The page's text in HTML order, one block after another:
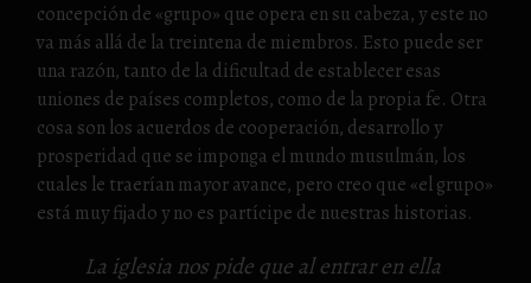
concepción de «grupo» que opera en su cabeza, y este no
va más allá de la treintena de miembros. Esto puede ser
una razón, tanto de la dificultad de establecer esas
uniones de países completos, como de la propia fe. Otra
cosa son los acuerdos de cooperación, desarrollo y
prosperidad que se imponga el mundo musulmán, los
cuales le traerían mayor avance, pero creo que «el grupo»
está muy fijado y no es partícipe de nuestras historias.
La iglesia nos pide que al entrar en ella